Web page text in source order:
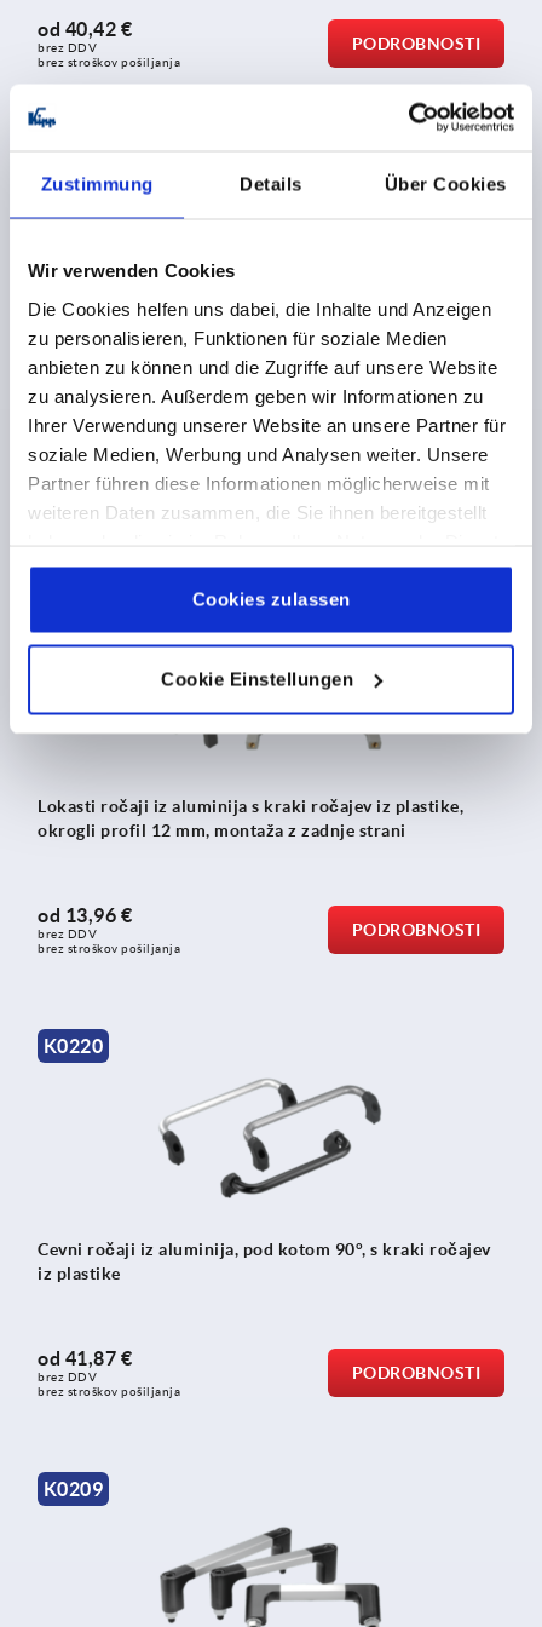
Zustimmung Details Über Cookies
Wir verwenden Cookies
Die Cookies helfen uns dabei, die Inhalte und Anzeigen
zu personalisieren, Funktionen für soziale Medien
anbieten zu können und die Zugriffe auf unsere Website
zu analysieren. Außerdem geben wir Informationen zu
Ihrer Verwendung unserer Website an unsere Partner für
soziale Medien, Werbung und Analysen weiter. Unsere
Partner führen diese Informationen möglicherweise mit
weiteren Daten zusammen, die Sie ihnen bereitgestellt
gesammelt haben.Cookie Richtlinien
Datenschutz|AGB
Cookies zulassen
Cookie Einstellungen
od 40,42 €
brez DDV
brez stroškov pošiljanja
PODROBNOSTI
Cevni ročaji iz aluminija, pod kotom, s kraki ročajev iz
plastike
10,27 €
brez DDV
brez stroškov pošiljanja
PODROBNOSTI
Lokasti ročaji iz aluminija s kraki ročajev iz plastike,
okrogli profil 12 mm, montaža z zadnje strani
od 13,96 €
brez DDV
brez stroškov pošiljanja
PODROBNOSTI
K0220
Cevni ročaji iz aluminija, pod kotom 90°, s kraki ročajev
iz plastike
od 41,87 €
brez DDV
brez stroškov pošiljanja
PODROBNOSTI
K0209